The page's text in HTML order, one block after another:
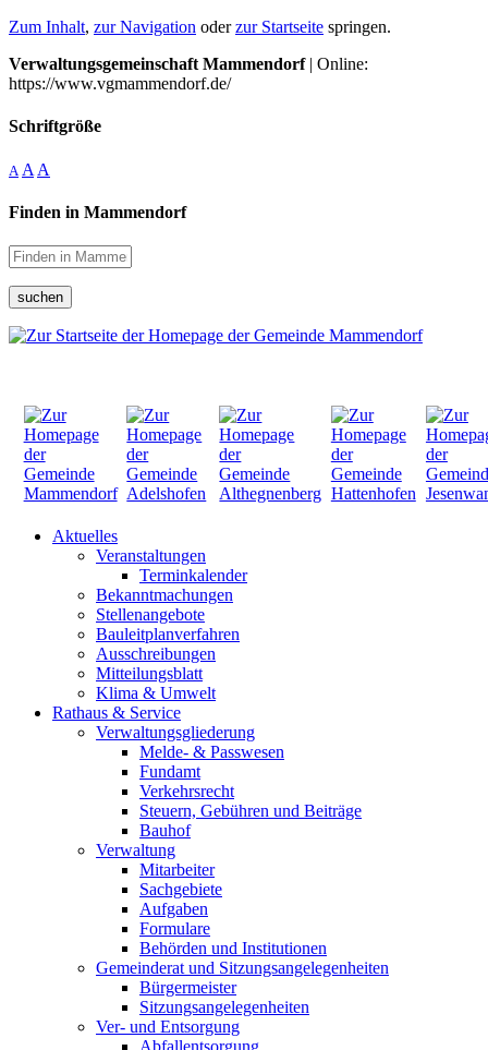
Zum Inhalt, zur Navigation oderzur Startseite springen.
Verwaltungsgemeinschaft Mammendorf| Online:
https://www.vgmammendorf.de/
Schriftgröße
A A A
Finden in Mammendorf
suchen
Aktuelles
Veranstaltungen
Terminkalender
Bekanntmachungen
Stellenangebote
Bauleitplanverfahren
Ausschreibungen
Mitteilungsblatt
Klima & Umwelt
Rathaus & Service
Verwaltungsgliederung
Melde- & Passwesen
Fundamt
Verkehrsrecht
Steuern, Gebühren und Beiträge
Bauhof
Verwaltung
Mitarbeiter
Sachgebiete
Aufgaben
Formulare
Behörden und Institutionen
Gemeinderat und Sitzungsangelegenheiten
Bürgermeister
Sitzungsangelegenheiten
Ver- und Entsorgung
Abfallentsorgung